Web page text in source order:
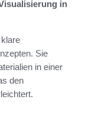
in
Sie
in einer
den